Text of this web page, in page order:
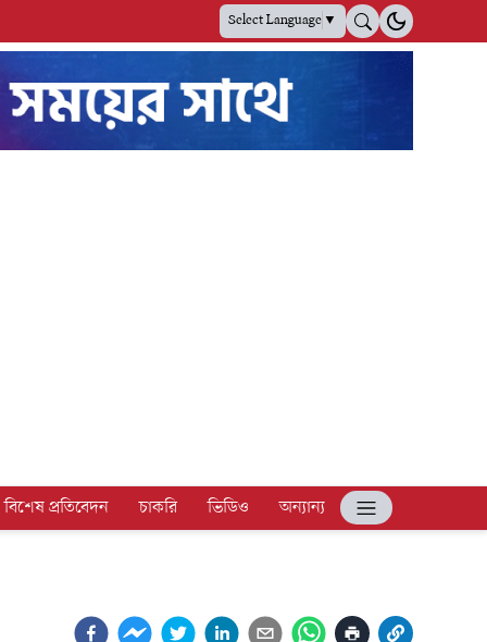
Select Language▼
বিশেষ প্রতিবেদন চাকরি ভিডিও
অন্যান্য